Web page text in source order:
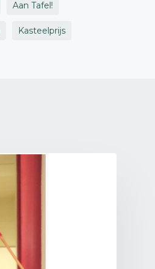
Aan Tafel!
Kasteelprijs